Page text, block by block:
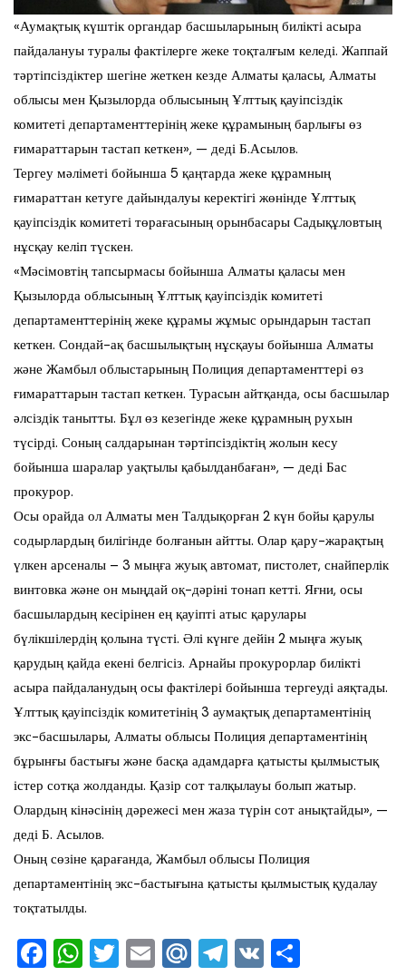
«Аумақтық күштік органдар басшыларының билікті асыра
пайдалануы туралы фактілерге жеке тоқталғым келеді. Жаппай
тәртіпсіздіктер шегіне жеткен кезде Алматы қаласы, Алматы
облысы мен Қызылорда облысының Ұлттық қауіпсіздік
комитеті департаменттерінің жеке құрамының барлығы өз
ғимараттарын тастап кеткен», — деді Б.Асылов.
Тергеу мәліметі бойынша 5 қаңтарда жеке құрамның
ғимараттан кетуге дайындалуы керектігі жөнінде Ұлттық
қауіпсіздік комитеті төрағасының орынбасары Садықұловтың
нұсқау келіп түскен.
«Мәсімовтің тапсырмасы бойынша Алматы қаласы мен
Қызылорда облысының Ұлттық қауіпсіздік комитеті
департаменттерінің жеке құрамы жұмыс орындарын тастап
кеткен. Сондай-ақ басшылықтың нұсқауы бойынша Алматы
және Жамбыл облыстарының Полиция департаменттері өз
ғимараттарын тастап кеткен. Турасын айтқанда, осы басшылар
әлсіздік танытты. Бұл өз кезегінде жеке құрамның рухын
түсірді. Соның салдарынан тәртіпсіздіктің жолын кесу
бойынша шаралар уақтылы қабылданбаған», — деді Бас
прокурор.
Осы орайда ол Алматы мен Талдықорған 2 күн бойы қарулы
содырлардың билігінде болғанын айтты. Олар қару-жарақтың
үлкен арсеналы – 3 мыңға жуық автомат, пистолет, снайперлік
винтовка және он мыңдай оқ-дәріні тонап кетті. Яғни, осы
басшылардың кесірінен ең қауіпті атыс қарулары
бүлікшілердің қолына түсті. Әлі күнге дейін 2 мыңға жуық
қарудың қайда екені белгісіз. Арнайы прокурорлар билікті
асыра пайдаланудың осы фактілері бойынша тергеуді аяқтады.
Ұлттық қауіпсіздік комитетінің 3 аумақтық департаментінің
экс-басшылары, Алматы облысы Полиция департаментінің
бұрынғы бастығы және басқа адамдарға қатысты қылмыстық
істер сотқа жолданды. Қазір сот талқылауы болып жатыр.
Олардың кінәсінің дәрежесі мен жаза түрін сот анықтайды», —
деді Б. Асылов.
Оның сөзіне қарағанда, Жамбыл облысы Полиция
департаментінің экс-бастығына қатысты қылмыстық қудалау
тоқтатылды.
F W T E M T V